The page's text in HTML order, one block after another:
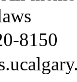
8150